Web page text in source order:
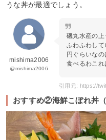
うな丼が最適でしょう。
mishima2006
@mishima2006
磯丸水産の上
ふわふわし
円ぐらいな
食べるわこれ
おすすめ②海鮮こぼれ丼（